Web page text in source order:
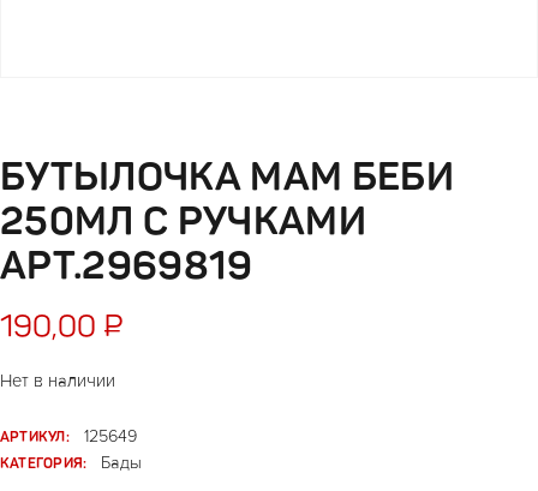
БУТЫЛОЧКА МАМ БЕБИ
250МЛ С РУЧКАМИ
АРТ.2969819
190,00 ₽
Нет в наличии
АРТИКУЛ:
125649
КАТЕГОРИЯ:
Бады